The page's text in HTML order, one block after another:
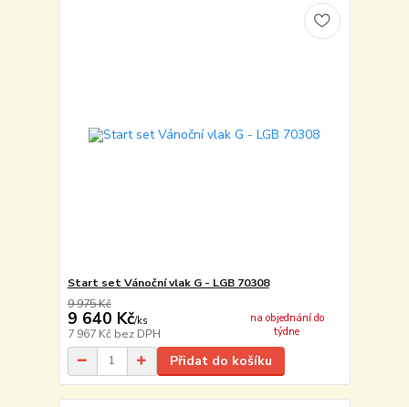
Start set Vánoční vlak G - LGB 70308
9 975 Kč
9 640 Kč/ks
7 967 Kč bez DPH
na objednání do
týdne
Přidat do košíku